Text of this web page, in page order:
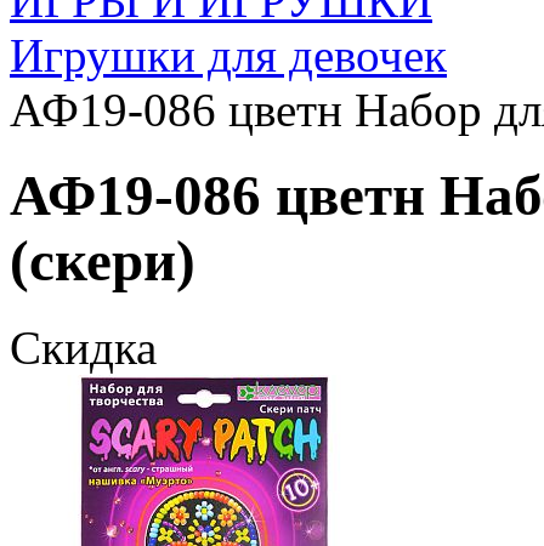
Игрушки для девочек
АФ19-086 цветн Набор
АФ19-086 цветн
(скери)
Скидка